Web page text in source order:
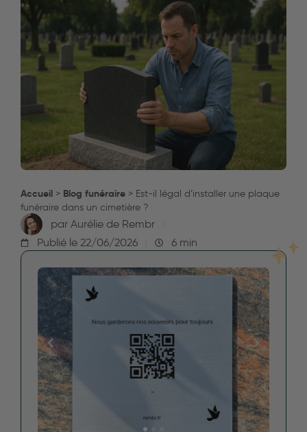
Accueil > Blog funéraire > Est-il légal d’installer une plaque
funéraire dans un cimetière ?
par Aurélie de Rembr
Publié le 22/06/2026 6 min